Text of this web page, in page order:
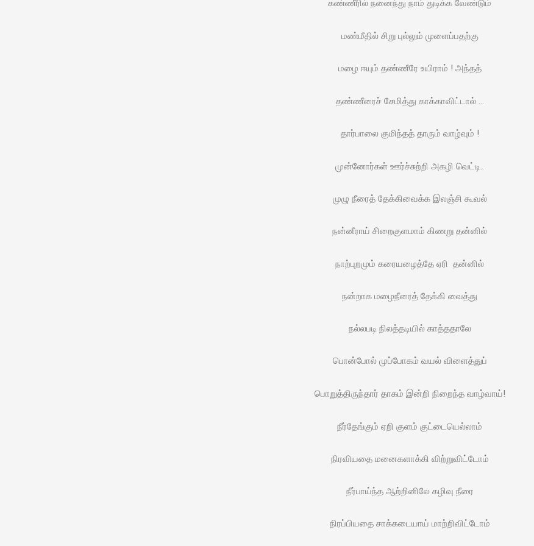
கண்ணீரில் நனைந்து நாம் துடிக்க வேண்டும்
மண்மீதில் சிறு புல்லும் முளைப்பதற்கு
மழை ஈயும் தண்ணீரே உயிராம் ! அந்தத்
தண்ணீரைச் சேமித்து காக்காவிட்டால் …
தார்பாலை குமிந்தத் தாரும் வாழ்வும் !
முன்னோர்கள் ஊர்ச்சுற்றி அகழி வெட்டி..
முழு நீரைத் தேக்கிவைக்க இலஞ்சி கூவல்
நன்னீராய் சிறைகுளமாம் கிணறு தன்னில்
நாற்புறமும் கரையழைத்தே ஏரி தன்னில்
நன்றாக மழைநீரைத் தேக்கி வைத்து
நல்லபடி நிலத்தடியில் காத்ததாலே
பொன்போல் முப்போகம் வயல் விளைத்துப்
பொறுத்திருந்தார் தாகம் இன்றி நிறைந்த வாழ்வாய்!
நீர்தேங்கும் ஏறி குளம் குட்டையெல்லாம்
நிரவியதை மனைகளாக்கி விற்றுவிட்டோம்
நீர்பாய்ந்த ஆற்றினிலே கழிவு நீரை
நிரப்பியதை சாக்கடையாய் மாற்றிவிட்டோம்